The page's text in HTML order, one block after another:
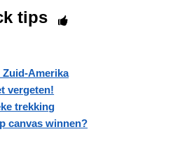
tips
Amerika
vergeten!
trekking
canvas winnen?